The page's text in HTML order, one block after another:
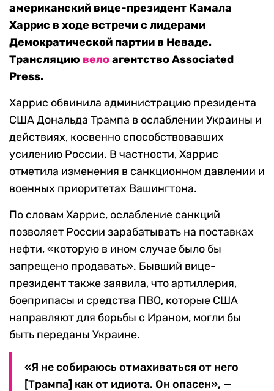
американский вице-президент Камала
Харрис в ходе встречи с лидерами
Демократической партии в Неваде.
Трансляцию велоагентство Associated
Press.
Харрис обвинила администрацию президента
США Дональда Трампа в ослаблении Украины и
действиях, косвенно способствовавших
усилению России. В частности, Харрис
отметила изменения в санкционном давлении и
военных приоритетах Вашингтона.
По словам Харрис, ослабление санкций
позволяет России зарабатывать на поставках
нефти, «которую в ином случае было бы
запрещено продавать». Бывший вице-
президент также заявила, что артиллерия,
боеприпасы и средства ПВО, которые США
направляют для борьбы с Ираном, могли бы
быть переданы Украине.
«Я не собираюсь отмахиваться от него
[Трампа] как от идиота. Он опасен», —